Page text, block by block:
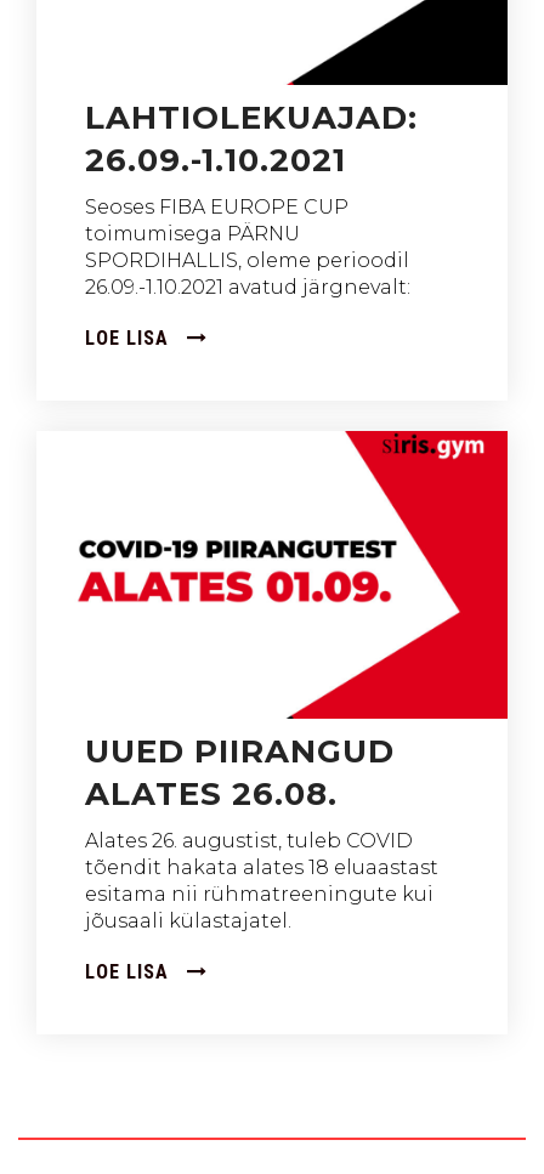
LAHTIOLEKUAJAD:
26.09.-1.10.2021
Seoses FIBA EUROPE CUP
toimumisega PÄRNU
SPORDIHALLIS, oleme perioodil
26.09.-1.10.2021 avatud järgnevalt:
LOE LISA
UUED PIIRANGUD
ALATES 26.08.
Alates 26. augustist, tuleb COVID
tõendit hakata alates 18 eluaastast
esitama nii rühmatreeningute kui
jõusaali külastajatel.
LOE LISA